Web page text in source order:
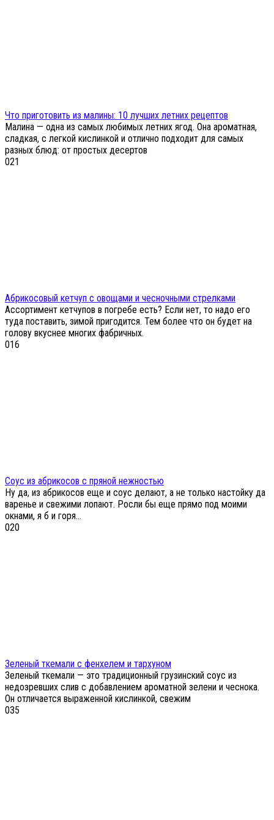
Что приготовить из малины: 10 лучших летних рецептов
Малина — одна из самых любимых летних ягод. Она ароматная,
сладкая, с легкой кислинкой и отлично подходит для самых
разных блюд: от простых десертов
021
Абрикосовый кетчуп с овощами и чесночными стрелками
Ассортимент кетчупов в погребе есть? Если нет, то надо его
туда поставить, зимой пригодится. Тем более что он будет на
голову вкуснее многих фабричных.
016
Соус из абрикосов с пряной нежностью
Ну да, из абрикосов еще и соус делают, а не только настойку да
варенье и свежими лопают. Росли бы еще прямо под моими
окнами, я б и горя...
020
Зеленый ткемали с фенхелем и тархуном
Зеленый ткемали — это традиционный грузинский соус из
недозревших слив с добавлением ароматной зелени и чеснока.
Он отличается выраженной кислинкой, свежим
035